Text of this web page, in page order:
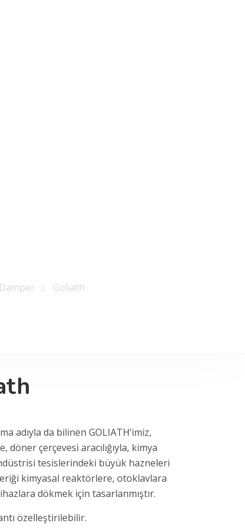
Damper Goliath
adıyla da bilinen GOLIATH’imiz,
döner çerçevesi aracılığıyla, kimya
tesislerindeki büyük hazneleri
kimyasal reaktörlere, otoklavlara
dökmek için tasarlanmıştır.
özelleştirilebilir.